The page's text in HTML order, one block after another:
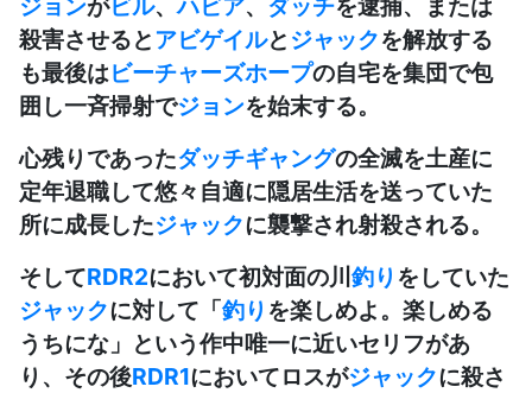
ジョンがビル、ハビア、 ダッチを逮捕、または
殺害させるとアビゲイルと ジャックを解放する
も最後はビーチャーズホープの自宅を集団で包
囲し一斉掃射でジョンを始末する。
心残りであったダッチギャングの全滅を土産に
定年退職して悠々自適に隠居生活を送っていた
所に成長したジャックに襲撃され射殺される。
そしてRDR2において初対面の川 釣り をしていた
ジャックに対して「釣り を楽しめよ。楽しめる
うちにな」という作中唯一に近いセリフがあ
り、その後RDR1においてロスがジャックに殺さ